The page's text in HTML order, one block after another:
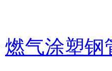
燃气涂塑钢